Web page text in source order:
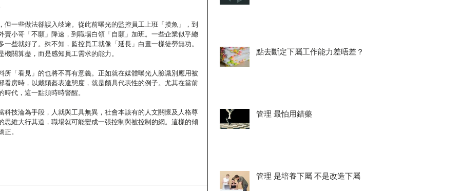
但一些做法卻誤入歧途。從此前曝光的監控員工上班「摸魚」，到
賣小哥「不願」降速，到職場白領「自願」加班。一些企業似乎總
些就好了。殊不知，監控員工就像「延長」白晝一樣徒勞無功。
關算盡，而是感知員工需求的能力。
所「看見」的也將不再有意義。正如就在媒體曝光人臉識別應用被
看房時，以戴頭盔表達態度，就是頗具代表性的例子。尤其在當前
代，這一點須時時警醒。
科技淪為手段，人就與工具無異，社會本該有的人文關懷及人格尊
思維大行其道，職場就可能變成一張控制與被控制的網。這樣的傾
。
點去斷定下屬工作能力差唔差？
管理 最怕用錯藥
管理 是培養下屬 不是改造下屬